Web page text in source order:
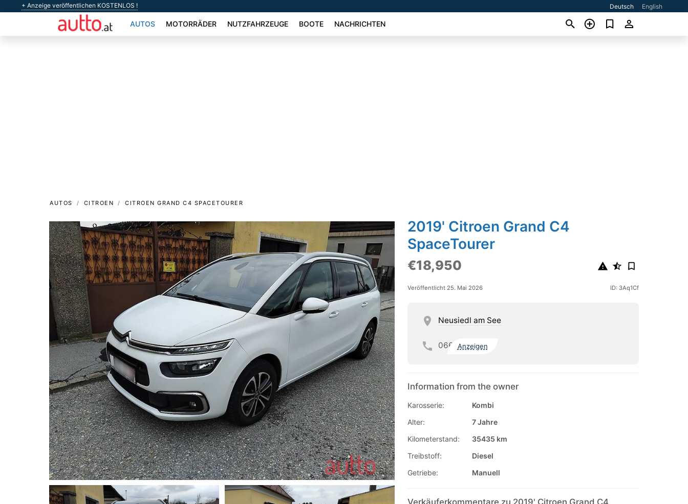
+ Anzeige veröffentlichen KOSTENLOS ! Deutsch English
AUTOS MOTORRÄDER NUTZFAHRZEUGE BOOTE NACHRICHTEN
AUTOS CITROEN CITROEN GRAND C4 SPACETOURER
2019' Citroen Grand C4
SpaceTourer
€18,950
Veröffentlicht 25. Mai 2026 ID: 3Aq1Cf
Neusiedl am See
066 Anzeigen
Information from the owner
Karosserie:
Kombi
Alter:
7 Jahre
Kilometerstand:
35435 km
Treibstoff:
Diesel
Getriebe:
Manuell